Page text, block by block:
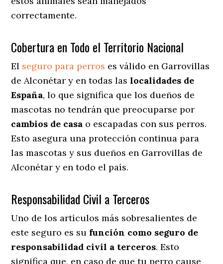
correctamente.
Cobertura en Todo el Territorio Nacional
El seguro para perros es válido en Garrovillas
de Alconétar y en todas laslocalidades de
España, lo que significa que los dueños de
mascotas no tendrán que preocuparse por
cambios de casa o escapadas con sus perros.
Esto asegura una protección continua para
las mascotas y sus dueños en Garrovillas de
Alconétar y en todo el país.
Responsabilidad Civil a Terceros
Uno de los artículos más sobresalientes de
este seguro es su función como seguro de
responsabilidad civil a terceros. Esto
significa que, en caso de que tu perro cause